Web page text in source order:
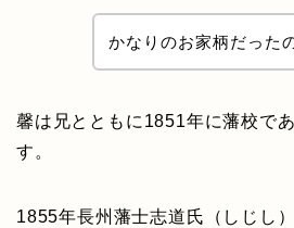
かなりのお家柄だった
馨は兄とともに1851年に藩校で
す。
1855年長州藩士志道氏（しじし